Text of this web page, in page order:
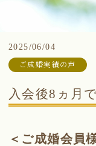
2025/06/04
ご成婚実績の声
入会後8ヵ月
＜ご成婚会員